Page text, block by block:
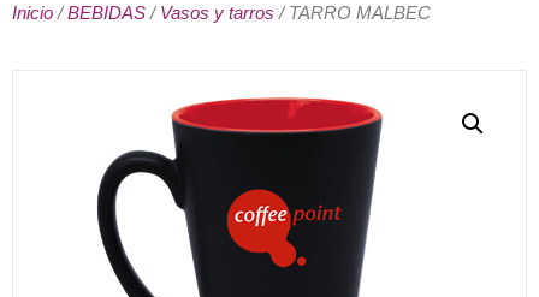
Inicio /BEBIDAS /Vasos y tarros / TARRO MALBEC